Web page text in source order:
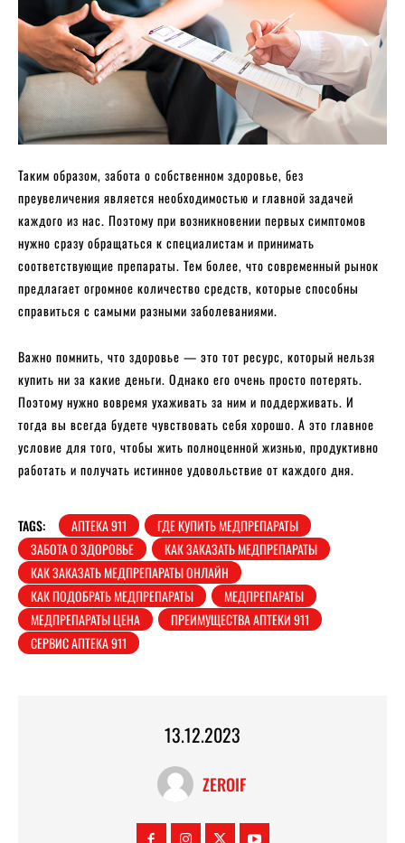
Таким образом, забота о собственном здоровье, без
преувеличения является необходимостью и главной задачей
каждого из нас. Поэтому при возникновении первых симптомов
нужно сразу обращаться к специалистам и принимать
соответствующие препараты. Тем более, что современный рынок
предлагает огромное количество средств, которые способны
справиться с самыми разными заболеваниями.
Важно помнить, что здоровье — это тот ресурс, который нельзя
купить ни за какие деньги. Однако его очень просто потерять.
Поэтому нужно вовремя ухаживать за ним и поддерживать. И
тогда вы всегда будете чувствовать себя хорошо. А это главное
условие для того, чтобы жить полноценной жизнью, продуктивно
работать и получать истинное удовольствие от каждого дня.
TAGS: АПТЕКА 911
ГДЕ КУПИТЬ МЕДПРЕПАРАТЫ
ЗАБОТА О ЗДОРОВЬЕ
КАК ЗАКАЗАТЬ МЕДПРЕПАРАТЫ
КАК ЗАКАЗАТЬ МЕДПРЕПАРАТЫ ОНЛАЙН
КАК ПОДОБРАТЬ МЕДПРЕПАРАТЫ
МЕДПРЕПАРАТЫ
МЕДПРЕПАРАТЫ ЦЕНА
ПРЕИМУЩЕСТВА АПТЕКИ 911
СЕРВИС АПТЕКА 911
13.12.2023
ZEROIF